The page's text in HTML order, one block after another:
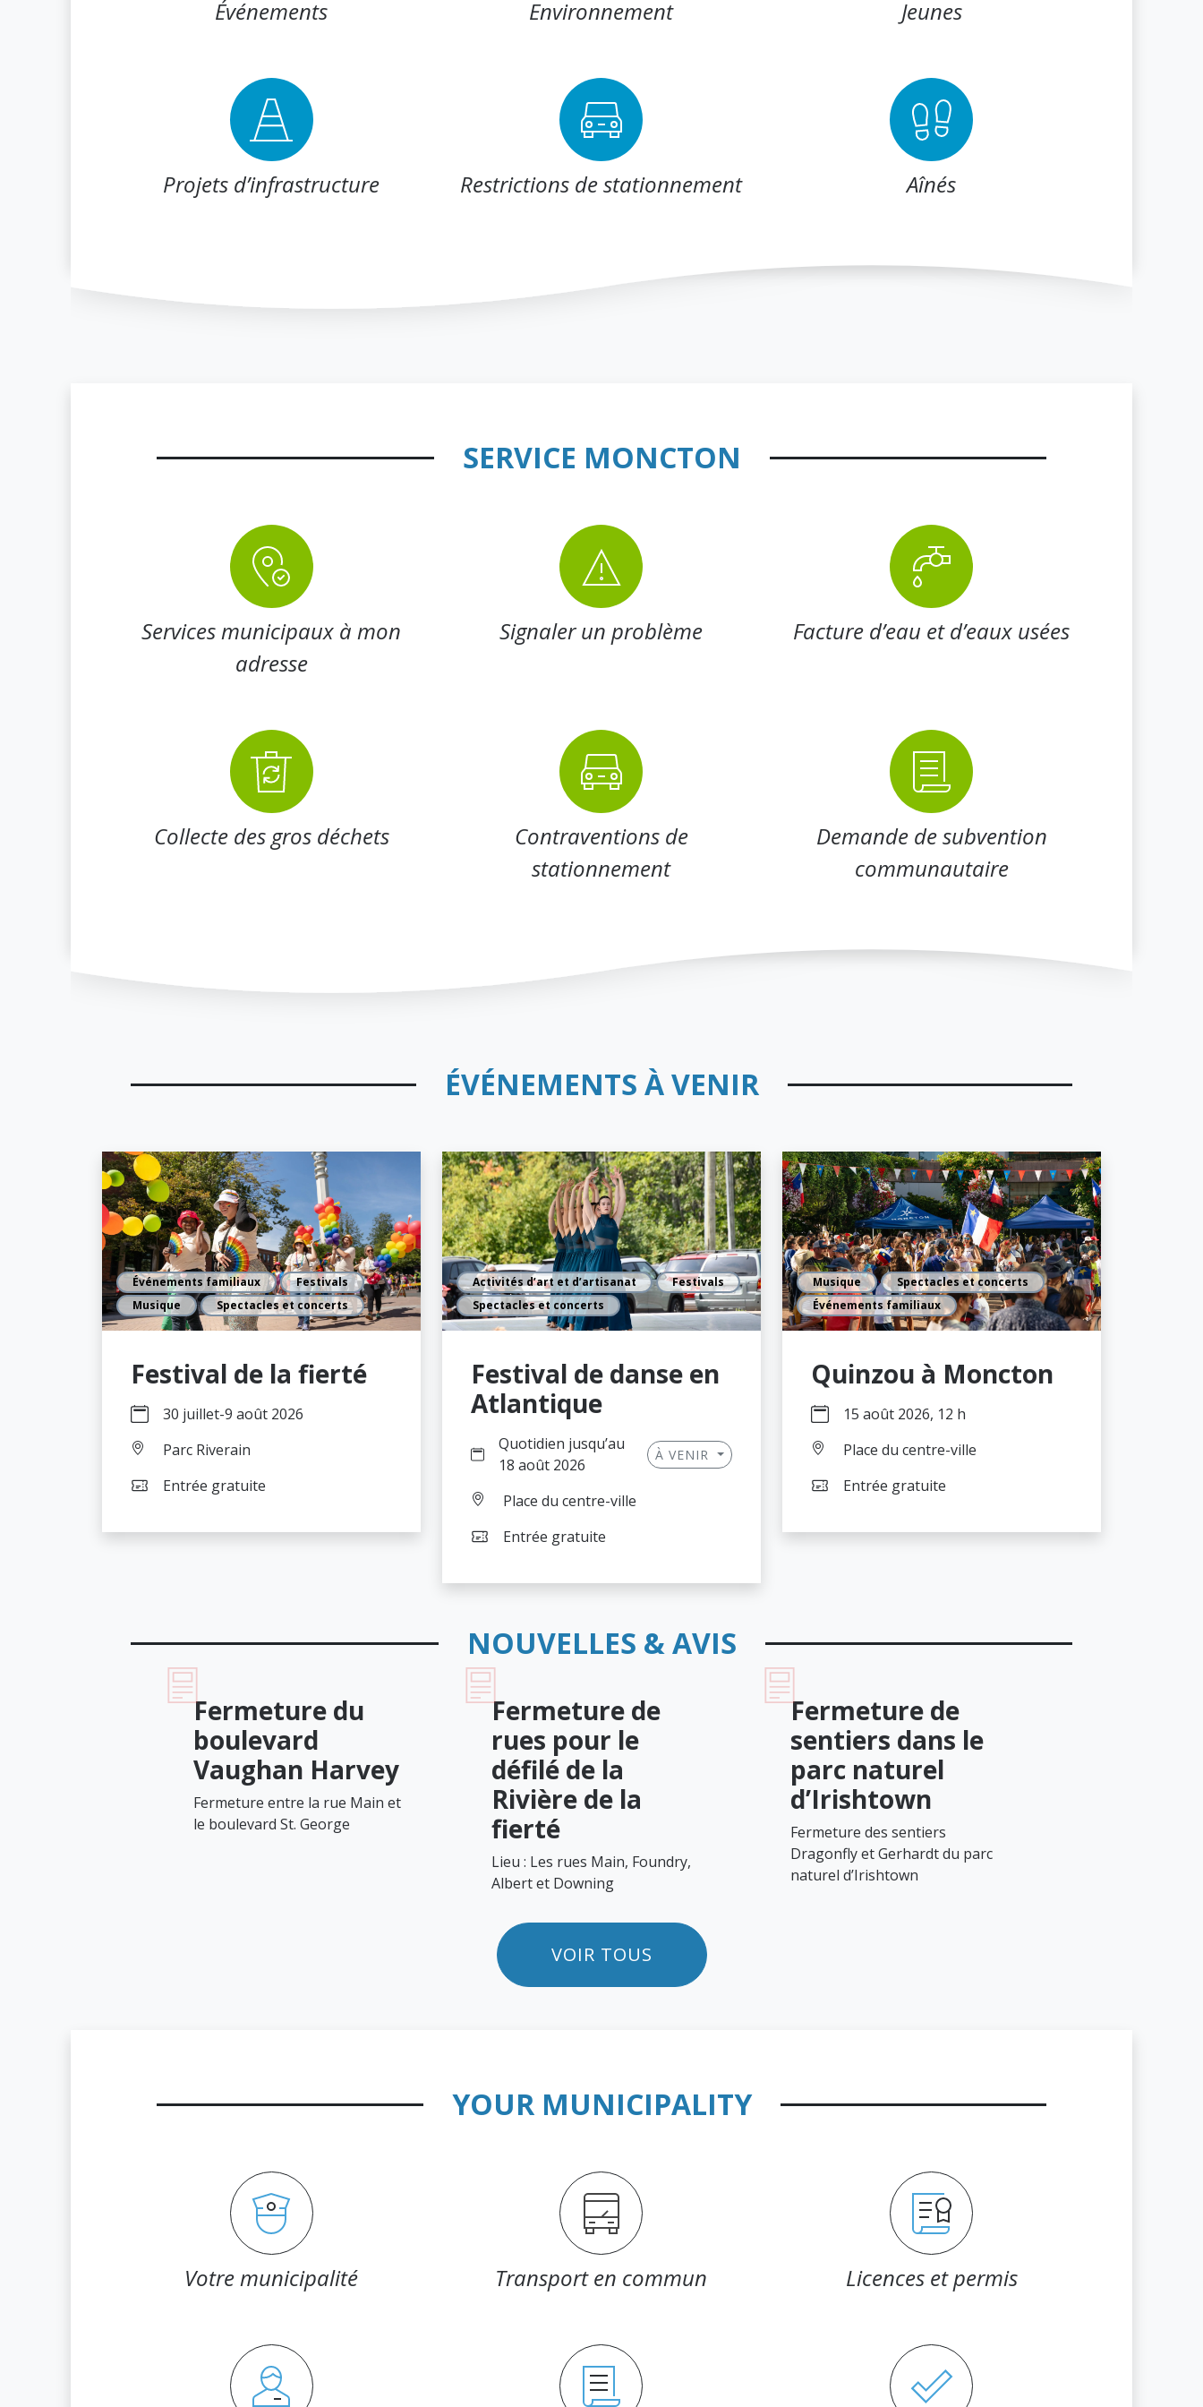
Événements Environnement Jeunes
Projets d’infrastructure Restrictions de stationnement Aînés
SERVICE MONCTON
Services municipaux à mon
adresse
Signaler un problème Facture d’eau et d’eaux usées
Collecte des gros déchets
Contraventions de
stationnement
Demande de subvention
communautaire
ÉVÉNEMENTS À VENIR
Événements familiaux
Festivals
Musique
Spectacles et concerts
Festival de la fierté
30 juillet-9 août 2026
Parc Riverain
Entrée gratuite
Activités d’art et d’artisanat
Festivals
Spectacles et concerts
Festival de danse en
Atlantique
Quotidien jusqu’au
18 août 2026
À VENIR
Place du centre-ville
Entrée gratuite
Musique
Spectacles et concerts
Événements familiaux
Quinzou à Moncton
15 août 2026, 12 h
Place du centre-ville
Entrée gratuite
NOUVELLES & AVIS
Fermeture du
boulevard
Vaughan Harvey
Fermeture entre la rue Main et
le boulevard St. George
Fermeture de
rues pour le
défilé de la
Rivière de la
fierté
Lieu : Les rues Main, Foundry,
Albert et Downing
Fermeture de
sentiers dans le
parc naturel
d’Irishtown
Fermeture des sentiers
Dragonfly et Gerhardt du parc
naturel d’Irishtown
VOIR TOUS
YOUR MUNICIPALITY
Votre municipalité Transport en commun Licences et permis